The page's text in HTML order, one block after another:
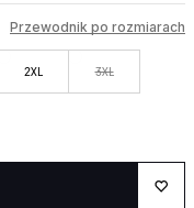
Przewodnik po rozmiarach
2XL 3XL